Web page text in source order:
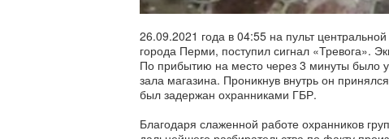
26.09.2021 года в 04:55 на пульт
города Перми, поступил сигнал «Тревога».
По прибытию на место через 3 минуты было
зала магазина. Проникнув внутрь он
был задержан охранниками ГБР.
Благодаря слаженной работе охранников